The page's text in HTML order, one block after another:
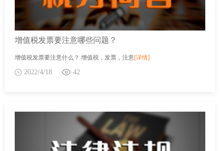
增值税发票要注意哪些问题？
增值税发票要注意什么？ 增值税，发票，注意[详情]
2022/4/18 42